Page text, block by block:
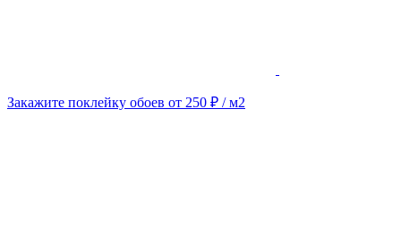
Закажите поклейку обоев от 250 ₽ / м2